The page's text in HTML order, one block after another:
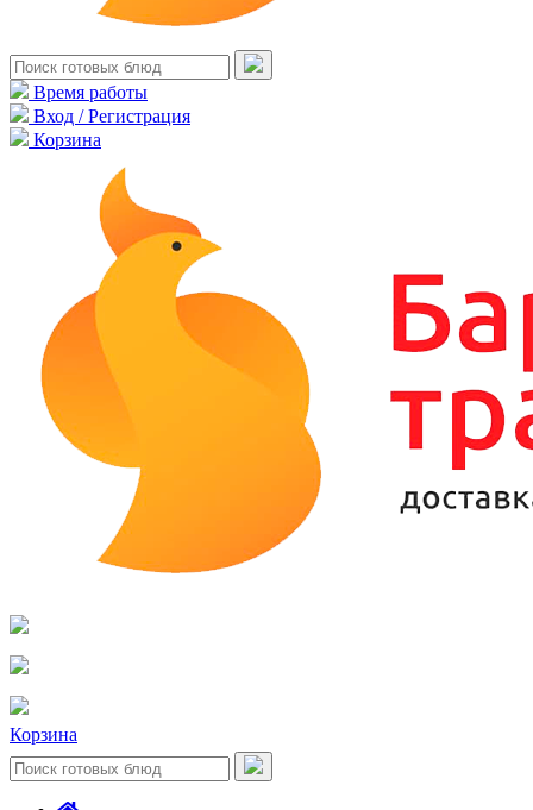
Время работы
Вход / Регистрация
Корзина
Корзина